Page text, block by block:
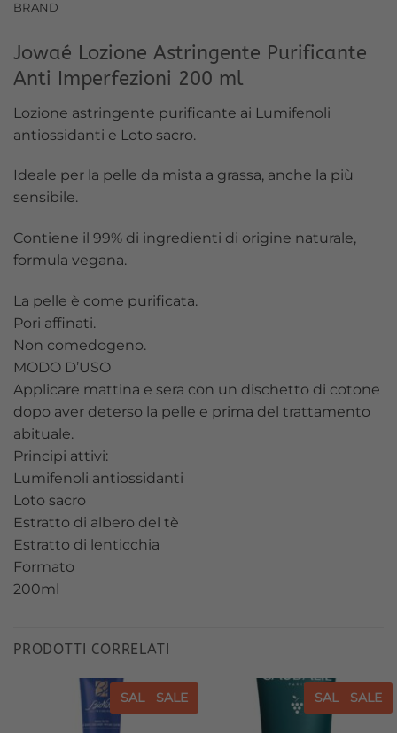
BRAND
Jowaé Lozione Astringente Purificante
Anti Imperfezioni 200 ml
Lozione astringente purificante ai Lumifenoli
antiossidanti e Loto sacro.
Ideale per la pelle da mista a grassa, anche la più
sensibile.
Contiene il 99% di ingredienti di origine naturale,
formula vegana.
La pelle è come purificata.
Pori affinati.
Non comedogeno.
MODO D’USO
Applicare mattina e sera con un dischetto di cotone
dopo aver deterso la pelle e prima del trattamento
abituale.
Principi attivi:
Lumifenoli antiossidanti
Loto sacro
Estratto di albero del tè
Estratto di lenticchia
Formato
200ml
PRODOTTI CORRELATI
SALE SALE SALE SALE
Aggiungi